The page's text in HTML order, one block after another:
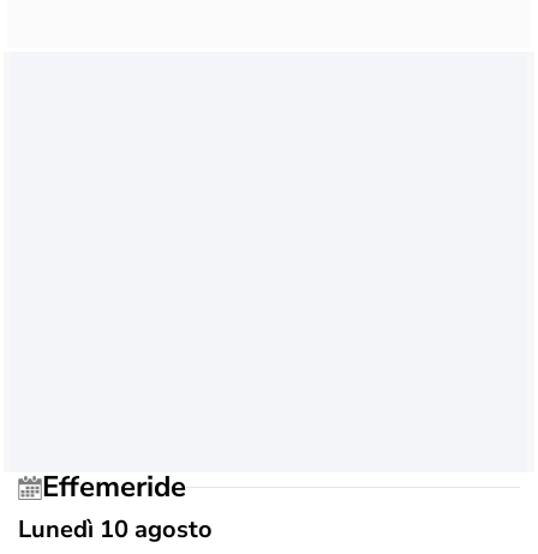
Effemeride
Lunedì 10 agosto